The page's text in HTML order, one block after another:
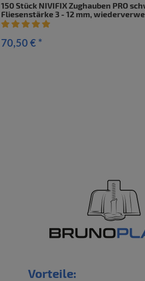
150 Stück NIVIFIX Zughauben PRO
Fliesenstärke 3 - 12 mm,
Artikelbewertung: 5 von 5 Sterne
70,50 € *
Vorteile: